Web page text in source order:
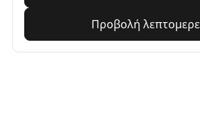
Προβολή